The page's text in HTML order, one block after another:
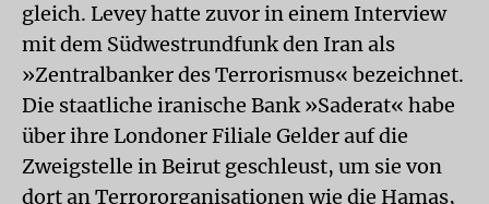
gleich. Levey hatte zuvor in einem Interview
mit dem Südwestrundfunk den Iran als
»Zentralbanker des Terrorismus« bezeichnet.
Die staatliche iranische Bank »Saderat« habe
über ihre Londoner Filiale Gelder auf die
Zweigstelle in Beirut geschleust, um sie von
dort an Terrororganisationen wie die Hamas,